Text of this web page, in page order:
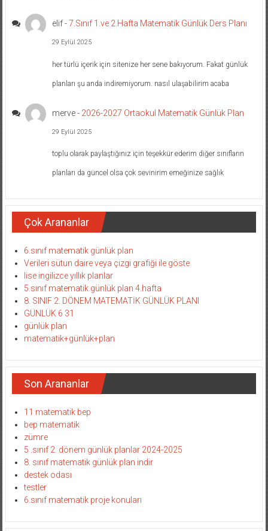
elif-7.Sınıf 1.ve 2.Hafta Matematik Günlük Ders Planı
29 Eylül 2025
her türlü içerik için sitenize her sene bakıyorum. Fakat günlük
planları şu anda indiremiyorum. nasıl ulaşabilirim acaba
merve- 2026-2027 Ortaokul Matematik Günlük Plan
29 Eylül 2025
toplu olarak paylaştığınız için teşekkür ederim diğer sınıfların
planları da güncel olsa çok sevinirim emeğinize sağlık
Çok Arananlar
6.sınıf matematik günlük plan
Verileri sütun daire veya çizgi grafiği ile göste
lise ingilizce yıllık planlar
5.sınıf matematik günlük plan 4.hafta
8. SINIF 2. DÖNEM MATEMATİK GÜNLÜK PLANI
GÜNLÜK 6 31
günlük plan
matematik+günlük+plan
Son Arananlar
11 matematik bep
bep matematik
zümre
5 .sınıf 2. dönem günlük planlar 2024-2025
8. sınıf matematik günlük plan indir
destek odası
testler
6.sınıf matematik proje konuları